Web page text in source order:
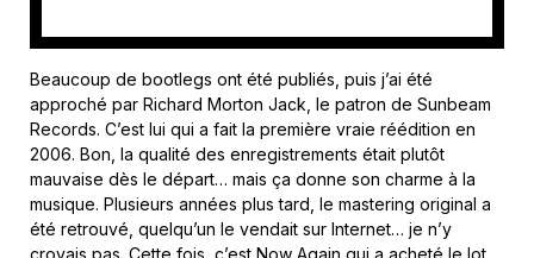
Beaucoup de bootlegs ont été publiés, puis j’ai été
approché par Richard Morton Jack, le patron de Sunbeam
Records. C’est lui qui a fait la première vraie réédition en
2006. Bon, la qualité des enregistrements était plutôt
mauvaise dès le départ… mais ça donne son charme à la
musique. Plusieurs années plus tard, le mastering original a
été retrouvé, quelqu’un le vendait sur Internet… je n’y
croyais pas. Cette fois, c’est Now Again qui a acheté le lot